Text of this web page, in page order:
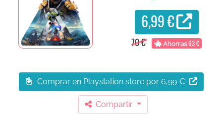
6,99 €
70 € Ahorras63 €
Comprar en Playstation store por 6,99 €
Compartir